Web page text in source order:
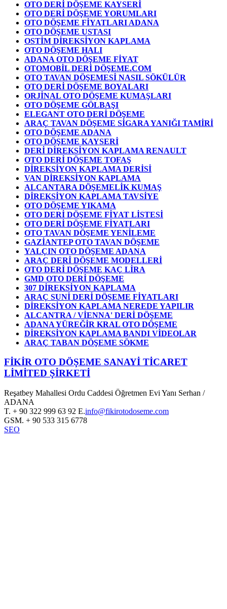
OTO DERİ DÖŞEME KAYSERİ
OTO DERİ DÖŞEME YORUMLARI
OTO DÖŞEME FİYATLARI ADANA
OTO DÖŞEME USTASI
OSTİM DİREKSİYON KAPLAMA
OTO DÖŞEME HALI
ADANA OTO DÖŞEME FİYAT
OTOMOBİL DERİ DÖŞEME.COM
OTO TAVAN DÖŞEMESİ NASIL SÖKÜLÜR
OTO DERİ DÖŞEME BOYALARI
ORJİNAL OTO DÖŞEME KUMAŞLARI
OTO DÖŞEME GÖLBAŞI
ELEGANT OTO DERİ DÖŞEME
ARAÇ TAVAN DÖŞEME SİGARA YANIĞI TAMİRİ
OTO DÖŞEME ADANA
OTO DÖŞEME KAYSERİ
DERİ DİREKSİYON KAPLAMA RENAULT
OTO DERİ DÖŞEME TOFAŞ
DİREKSİYON KAPLAMA DERİSİ
VAN DİREKSİYON KAPLAMA
ALCANTARA DÖŞEMELİK KUMAŞ
DİREKSİYON KAPLAMA TAVSİYE
OTO DÖŞEME YIKAMA
OTO DERİ DÖŞEME FİYAT LİSTESİ
OTO DERİ DÖŞEME FİYATLARI
OTO TAVAN DÖŞEME YENİLEME
GAZİANTEP OTO TAVAN DÖŞEME
YALÇIN OTO DÖŞEME ADANA
ARAÇ DERİ DÖŞEME MODELLERİ
OTO DERİ DÖŞEME KAÇ LİRA
GMD OTO DERİ DÖŞEME
307 DİREKSİYON KAPLAMA
ARAÇ SUNİ DERİ DÖŞEME FİYATLARI
DİREKSİYON KAPLAMA NEREDE YAPILIR
ALCANTRA / VİENNA' DERİ DÖŞEME
ADANA YÜREĞİR KRAL OTO DÖŞEME
DİREKSİYON KAPLAMA BANDI VİDEOLAR
ARAÇ TABAN DÖŞEME SÖKME
FİKİR OTO DÖŞEME SANAYİ TİCARET
LİMİTED ŞİRKETİ
Reşatbey Mahallesi Ordu Caddesi Öğretmen Evi Yanı Serhan /
ADANA
T. + 90 322 999 63 92 E.info@fikirotodoseme.com
GSM. + 90 533 315 6778
SEO